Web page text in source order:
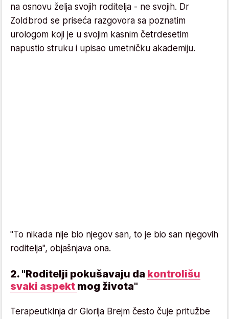
na osnovu želja svojih roditelja - ne svojih. Dr
Zoldbrod se priseća razgovora sa poznatim
urologom koji je u svojim kasnim četrdesetim
napustio struku i upisao umetničku akademiju.
"To nikada nije bio njegov san, to je bio san njegovih
roditelja", objašnjava ona.
2. "Roditelji pokušavaju da kontrolišu
svaki aspekt mog života"
Terapeutkinja dr Glorija Brejm često čuje pritužbe